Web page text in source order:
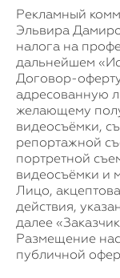
Рекламный
Эльвира
налога на
дальнейшем
Договор-
адресованную
желающему
видеосъёмки,
репортажной
портретной
видеосъёмки и
Лицо,
действия,
далее
Размещение
публичной